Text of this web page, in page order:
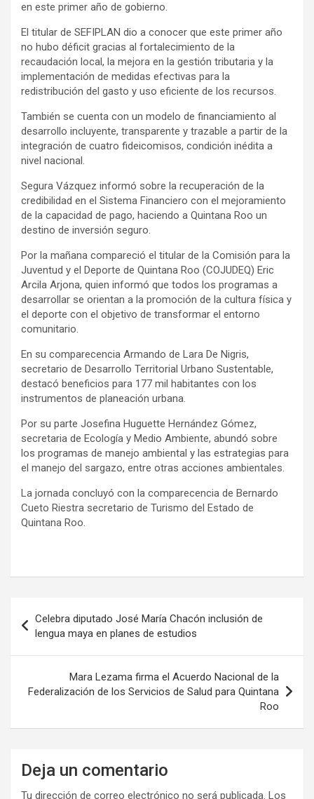
en este primer año de gobierno.
El titular de SEFIPLAN dio a conocer que este primer año
no hubo déficit gracias al fortalecimiento de la
recaudación local, la mejora en la gestión tributaria y la
implementación de medidas efectivas para la
redistribución del gasto y uso eficiente de los recursos.
También se cuenta con un modelo de financiamiento al
desarrollo incluyente, transparente y trazable a partir de la
integración de cuatro fideicomisos, condición inédita a
nivel nacional.
Segura Vázquez informó sobre la recuperación de la
credibilidad en el Sistema Financiero con el mejoramiento
de la capacidad de pago, haciendo a Quintana Roo un
destino de inversión seguro.
Por la mañana compareció el titular de la Comisión para la
Juventud y el Deporte de Quintana Roo (COJUDEQ) Eric
Arcila Arjona, quien informó que todos los programas a
desarrollar se orientan a la promoción de la cultura física y
el deporte con el objetivo de transformar el entorno
comunitario.
En su comparecencia Armando de Lara De Nigris,
secretario de Desarrollo Territorial Urbano Sustentable,
destacó beneficios para 177 mil habitantes con los
instrumentos de planeación urbana.
Por su parte Josefina Huguette Hernández Gómez,
secretaria de Ecología y Medio Ambiente, abundó sobre
los programas de manejo ambiental y las estrategias para
el manejo del sargazo, entre otras acciones ambientales.
La jornada concluyó con la comparecencia de Bernardo
Cueto Riestra secretario de Turismo del Estado de
Quintana Roo.
de
entradas
Celebra diputado José María Chacón inclusión de
lengua maya en planes de estudios
Mara Lezama firma el Acuerdo Nacional de la
Federalización de los Servicios de Salud para Quintana
Roo
Deja un comentario
Tu dirección de correo electrónico no será publicada. Los